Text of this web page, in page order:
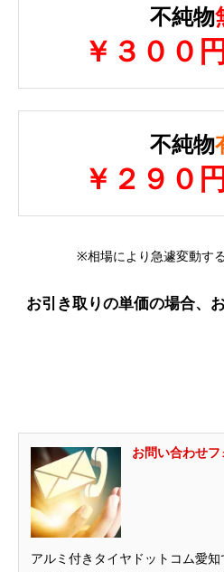
不純物
￥３００
不純物
￥２９０
※相場により急遽変動す
お引き取りの単価の場合、
お問い合わせ
アルミ付きタイヤドットコム愛